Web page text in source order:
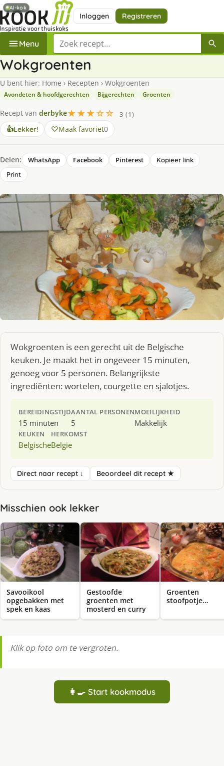
Inloggen Registreren
Menu Zoek een recept
Wokgroenten
U bent hier: Home › Recepten › Wokgroenten
Avondeten & hoofdgerechten Bijgerechten Groenten
Recept van derbyke★★★☆☆
3 (1)
👍Lekker! Maak favoriet0
Delen: WhatsApp Facebook Pinterest
Kopieer link
Print
Wokgroenten is een gerecht uit de Belgische
keuken. Je maakt het in ongeveer 15 minuten,
genoeg voor 5 personen. Belangrijkste
ingrediënten: wortelen, courgette en sjalotjes.
BEREIDINGSTIJD
15 minuten
AANTAL PERSONEN
5
MOEILIJKHEID
Makkelijk
KEUKEN
Belgische
HERKOMST
Belgie
Direct naar recept ↓ Beoordeel dit recept ★
Misschien ook lekker
Savooikool
opgebakken met
spek en kaas
Gestoofde
groenten met
mosterd en curry
Groenten
stoofpotje…
AI-kok
Klik op foto om te vergroten.
👩‍🍳 Start kookmodus